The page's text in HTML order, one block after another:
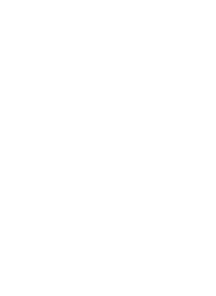
Перейти к